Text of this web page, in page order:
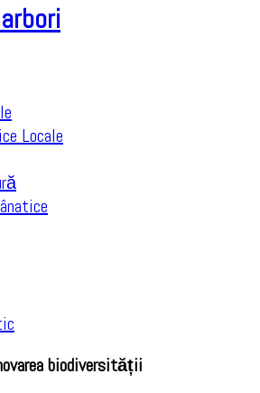
Locale
biodiversității